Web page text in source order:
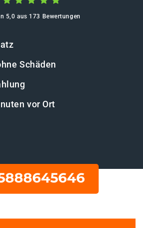
5,0 aus 173 Bewertungen
Schäden
vor Ort